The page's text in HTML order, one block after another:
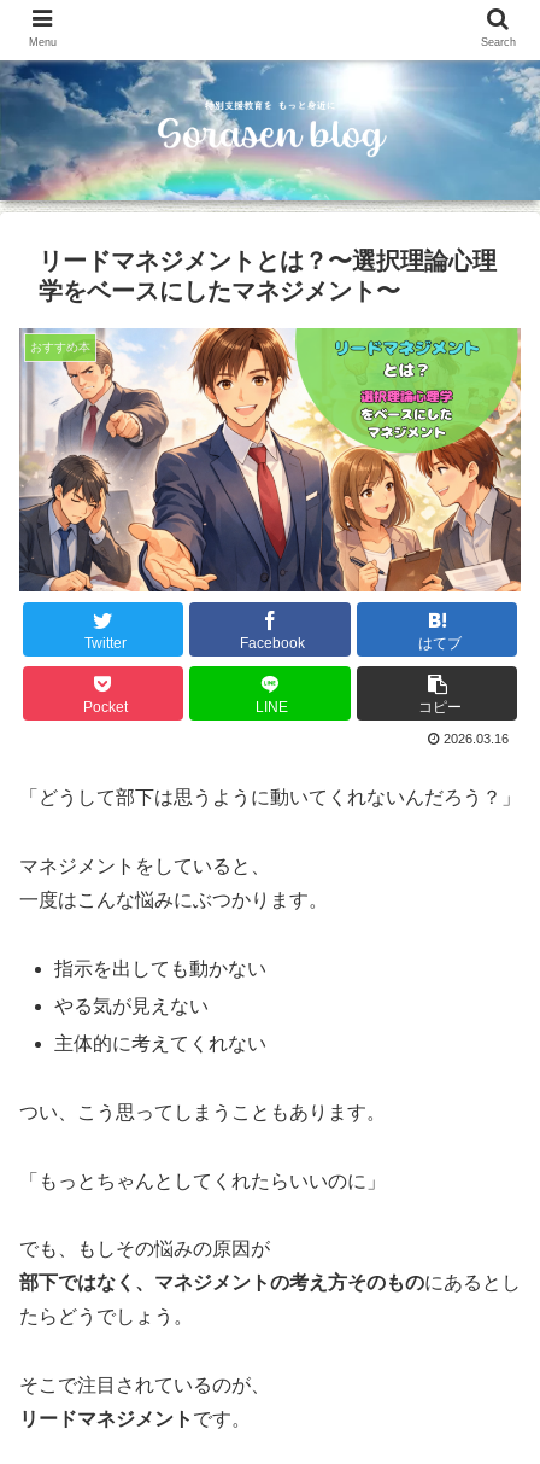
リードマネジメントとは？〜選択理論心理
学をベースにしたマネジメント〜
おすすめ本
Twitter Facebook はてブ
Pocket LINE コピー
2026.03.16
「どうして部下は思うように動いてくれないんだろう？」
マネジメントをしていると、
一度はこんな悩みにぶつかります。
指示を出しても動かない
やる気が見えない
主体的に考えてくれない
つい、こう思ってしまうこともあります。
「もっとちゃんとしてくれたらいいのに」
でも、もしその悩みの原因が
部下ではなく、マネジメントの考え方そのものにあるとし
たらどうでしょう。
そこで注目されているのが、
リードマネジメント です。
Menu Search